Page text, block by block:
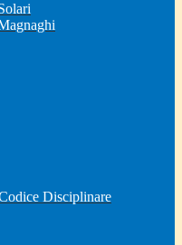
Disciplinare